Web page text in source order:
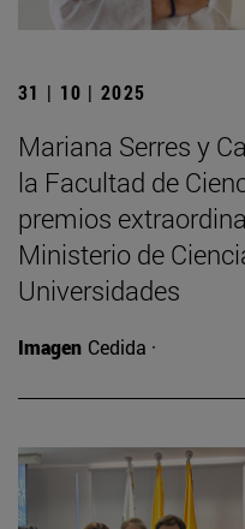
31 | 10 | 2025
Mariana Serres y
la Facultad de
premios
Ministerio de
Universidades
Imagen Cedida ·